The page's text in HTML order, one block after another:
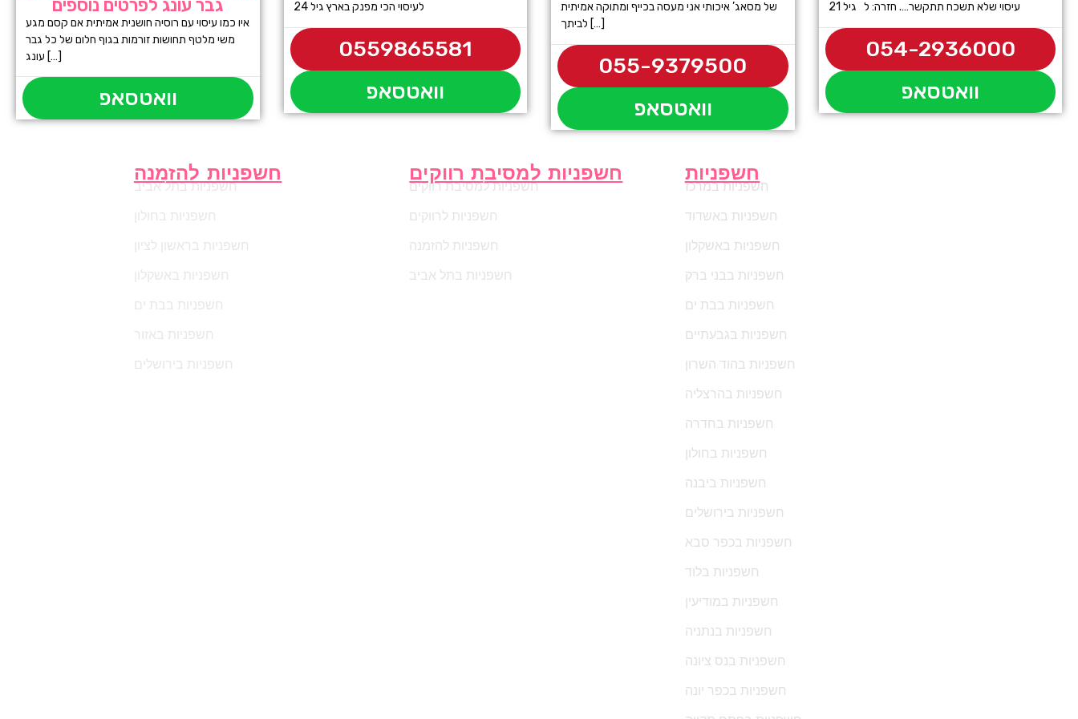
גבר עונג לפרטים נוספים
איו כמו עיסוי עם רוסיה חושנית אמיתית אם קסם מגע
משי מלטף תחושות זורמות בגוף חלום של כל גבר
עונג […]
וואטסאפ
לעיסוי הכי מפנק בארץ גיל 24
0559865581
וואטסאפ
של מסאג’ איכותי אני מעסה בכייף ומתוקה אמיתית
לביתך […]
055-9379500
וואטסאפ
054-2936000
וואטסאפ
חשפניות להזמנה
חשפניות בתל אביב
חשפניות בחולון
חשפניות בראשון לציון
חשפניות באשקלון
חשפניות בבת ים
חשפניות באזור
חשפניות בירושלים
חשפניות למסיבת רווקים
חשפניות למסיבת רווקים
חשפניות לרווקים
חשפניות להזמנה
חשפניות בתל אביב
חשפניות
חשפניות במרכז
חשפניות באשדוד
חשפניות באשקלון
חשפניות בבני ברק
חשפניות בבת ים
חשפניות בגבעתיים
חשפניות בהוד השרון
חשפניות בהרצליה
חשפניות בחדרה
חשפניות בחולון
חשפניות ביבנה
חשפניות בירושלים
חשפניות בכפר סבא
חשפניות בלוד
חשפניות במודיעין
חשפניות בנתניה
חשפניות בנס ציונה
חשפניות בכפר יונה